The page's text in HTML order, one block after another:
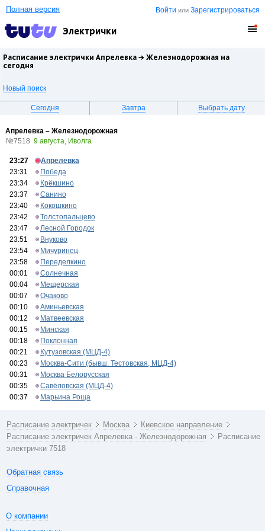
Войти илиЗарегистрироваться
Полная версия
Электрички
Расписание электрички Апрелевка → Железнодорожная на
сегодня
Новый поиск
Сегодня Завтра Выбрать дату
Апрелевка – Железнодорожная
№7518 9 августа, Иволга
23:27
Апрелевка
23:31
Победа
23:34
Крёкшино
23:37
Санино
23:40
Кокошкино
23:42
Толстопальцево
23:47
Лесной Городок
23:51
Внуково
23:54
Мичуринец
23:58
Переделкино
00:01
Солнечная
00:04
Мещерская
00:07
Очаково
00:10
Аминьевская
00:12
Матвеевская
00:15
Минская
00:18
Поклонная
00:21
Кутузовская (МЦД-4)
00:23
Москва-Сити (бывш. Тестовская, МЦД-4)
00:31
Москва Белорусская
00:35
Савёловская (МЦД-4)
00:37
Марьина Роща
Расписание электричек Москва
Киевское направление
Расписание электричек Апрелевка - Железнодорожная
Расписание
электрички 7518
Обратная связь
Справочная
О компании